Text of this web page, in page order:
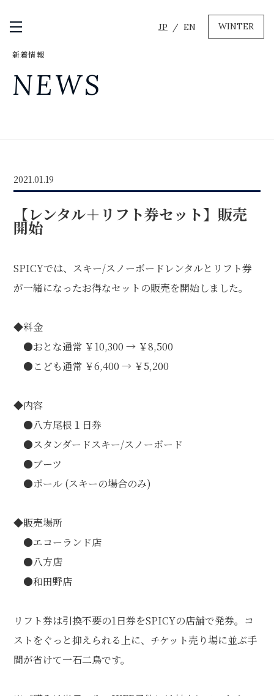
メニュー開閉 JP EN WINTER
GREEN
WINTER
販売・その他サービス
店舗
個人情報保護方針 特定商取引に関する表示 リンク
新着情報
NEWS
2021.01.19
【レンタル＋リフト券セット】販売
開始
SPICYでは、スキー/スノーボードレンタルとリフト券
が一緒になったお得なセットの販売を開始しました。
◆料金
●おとな通常 ￥10,300 → ￥8,500
●こども通常 ￥6,400 → ￥5,200
◆内容
●八方尾根１日券
●スタンダードスキー/スノーボード
●ブーツ
●ポール (スキーの場合のみ)
◆販売場所
●エコーランド店
●八方店
●和田野店
リフト券は引換不要の1日券をSPICYの店舗で発券。コ
ストをぐっと抑えられる上に、チケット売り場に並ぶ手
間が省けて一石二鳥です。